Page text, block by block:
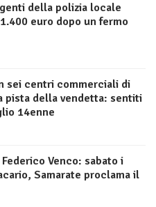
della polizia locale
euro dopo un fermo
sei centri commerciali di
pista della vendetta: sentiti
14enne
Venco: sabato i
Samarate proclama il